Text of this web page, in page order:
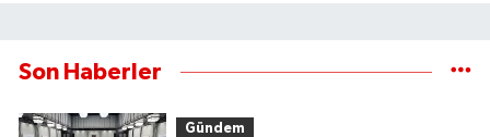
Son Haberler
Gündem